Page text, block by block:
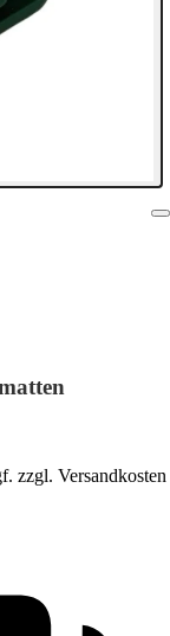
zzgl. Versandkosten